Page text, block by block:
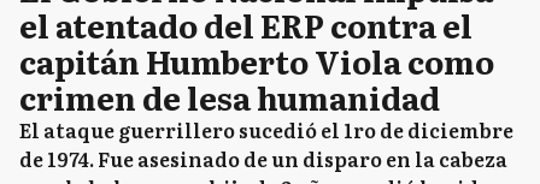
el atentado del ERP contra el
capitán Humberto Viola como
crimen de lesa humanidad
El ataque guerrillero sucedió el 1ro de diciembre
de 1974. Fue asesinado de un disparo en la cabeza